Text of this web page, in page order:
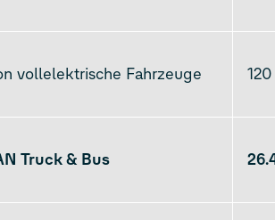
vollelektrische Fahrzeuge 120
Truck & Bus